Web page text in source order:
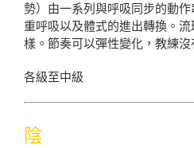
勢）由一系列與呼吸同步的動
重呼吸以及體式的進出轉換。
樣。節奏可以彈性變化，教練沒
各級至中級
陰